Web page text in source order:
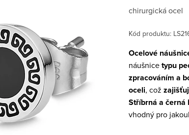
chirurgická ocel
Kód produktu:
Ocelové
náušnicetypu
zpracováním a
oceli, což
Stříbrná a černá
vhodný pro